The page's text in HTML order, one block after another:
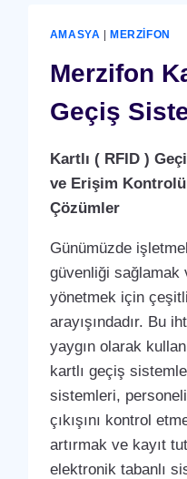
AMASYA |MERZIFON
Merzifon
Geçiş
Kartlı ( RFID )
ve Erişim
Çözümler
Günümüzde
güvenliği sağlamak
yönetmek için
arayışındadır. Bu
yaygın olarak
kartlı geçiş
sistemleri,
çıkışını kontrol
artırmak ve kayıt
elektronik tabanlı